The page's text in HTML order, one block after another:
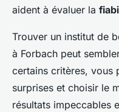
aident à évaluer la
Trouver un institut de
à Forbach peut
certains critères, vous
surprises et choisir le
résultats impeccables